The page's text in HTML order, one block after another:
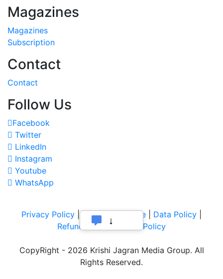
Magazines
Magazines
Subscription
Contact
Contact
Follow Us
Facebook
Twitter
LinkedIn
Instagram
Youtube
WhatsApp
Privacy Policy |Terms of Service Data Policy
Refund & Cancellation Policy
CopyRight - 2026 Krishi Jagran Media Group. All
Rights Reserved.